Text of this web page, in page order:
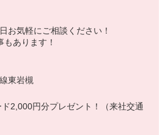
かな…」
連絡ください♪
お気軽にご相談ください！
あります！
東岩槻
2,000円分プレゼント！（来社交通